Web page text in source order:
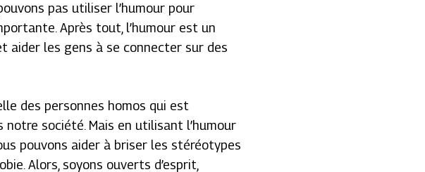
pas utiliser l’humour pour
Après tout, l’humour est un
aider les gens à se connecter sur des
des personnes homos qui est
société. Mais en utilisant l’humour
pouvons aider à briser les stéréotypes
Alors, soyons ouverts d’esprit,